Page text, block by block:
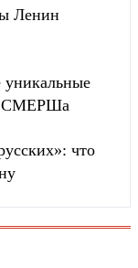
Ленин
уникальные
СМЕРШа
что